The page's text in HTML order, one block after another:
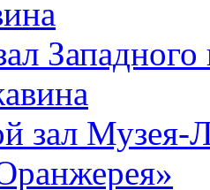
зал Музея-